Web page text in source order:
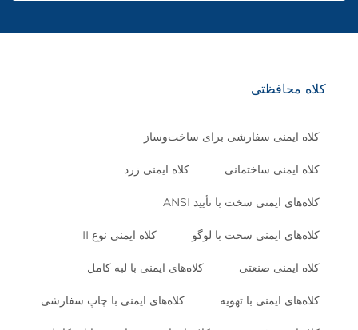
کلاه محافظتی
کلاه ایمنی سفارشی برای ساخت‌وساز
کلاه ایمنی ساختمانی کلاه ایمنی زرد
کلاه‌های ایمنی سخت با تأیید ANSI
کلاه‌های ایمنی سخت با لوگو کلاه ایمنی نوع II
کلاه ایمنی صنعتی کلاه‌های ایمنی با لبه کامل
کلاه‌های ایمنی با تهویه کلاه‌های ایمنی با چاپ سفارشی